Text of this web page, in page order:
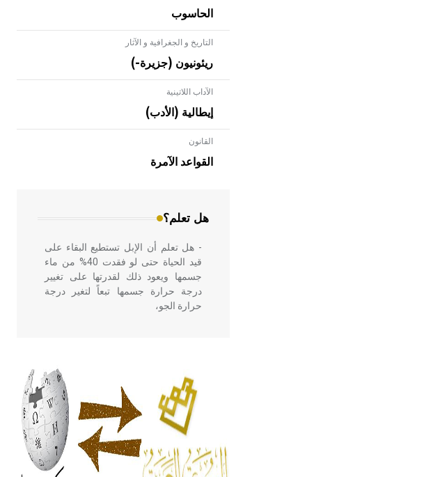
الحاسوب
التاريخ و الجغرافية و الآثار
ريئونيون (جزيرة-)
الآداب اللاتينية
إيطالية (الأدب)
القانون
القواعد الآمرة
هل تعلم؟
- هل تعلم أن الأبلق نوع من الفنون
الهندسية التي ارتبطت بالعمارة الإسلامية
في بلاد الشام ومصر خاصة، حيث يحرص
- هل تعلم أن الإبل تستطيع البقاء على
قيد الحياة حتى لو فقدت 40% من ماء
جسمها ويعود ذلك لقدرتها على تغيير
درجة حرارة جسمها تبعاً لتغير درجة
حرارة الجو،
أربعة مؤلفات هي: الحكم، الأدلة، تنظيم
التغذية، ورسالته في جروح الرأس.
ويعود له الفضل بأنه حرر الطب من
الدين والفلسفة.
- هل تعلم أن المرجان إفراز حيواني
يتكون في البحر ويتركب من مادة